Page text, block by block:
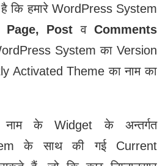
है कि हमारे WordPress System
Postव Comments
System का Version
Activated Theme का नाम का
के Widget के अन्तर्गत
के साथ की गई Current